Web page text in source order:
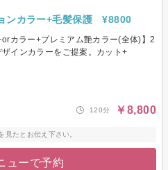
ンカラー+毛髪保護 ¥8800
orカラー+プレミアム艶カラー(全体)】2
インカラーをご提案。カット+
120分 ￥8,800
見たとお伝え下さい。
ューで予約